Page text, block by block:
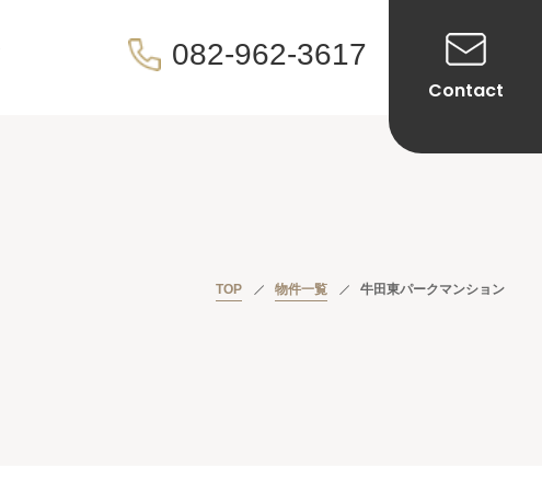
082-962-3617
Contact
TOP 物件一覧 牛田東パークマンション